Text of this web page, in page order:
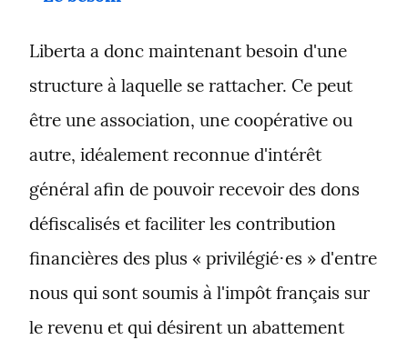
Liberta a donc maintenant besoin d'une
structure à laquelle se rattacher. Ce peut
être une association, une coopérative ou
autre, idéalement reconnue d'intérêt
général afin de pouvoir recevoir des dons
défiscalisés et faciliter les contribution
financières des plus « privilégié⋅es » d'entre
nous qui sont soumis à l'impôt français sur
le revenu et qui désirent un abattement